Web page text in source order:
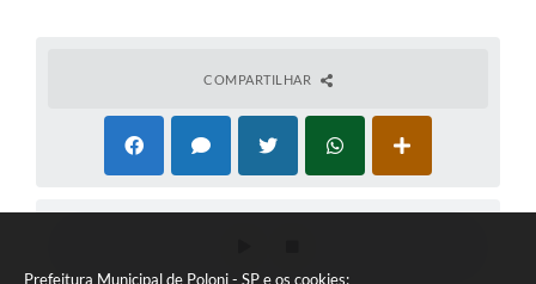
Prefeitura Municipal de Poloni - SP e os cookies:
COMPARTILHAR